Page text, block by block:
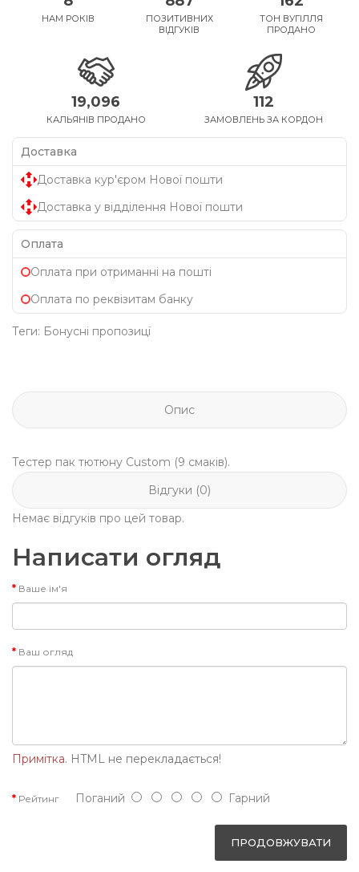
НАМ РОКІВ
ПОЗИТИВНИХ
ВІДГУКІВ
ТОН ВУГІЛЛЯ
ПРОДАНО
19,096
КАЛЬЯНІВ ПРОДАНО
112
ЗАМОВЛЕНЬ ЗА КОРДОН
Доставка
Доставка кур'єром Нової пошти
Доставка у відділення Нової пошти
Оплата
Оплата при отриманні на пошті
Оплата по реквізитам банку
Теги: Бонусні пропозицї
Опис
Тестер пак тютюну Custom (9 смаків).
Відгуки (0)
Немає відгуків про цей товар.
Написати огляд
Ваше ім'я
Ваш огляд
Примітка. HTML не перекладається!
Рейтинг Поганий Гарний
ПРОДОВЖУВАТИ